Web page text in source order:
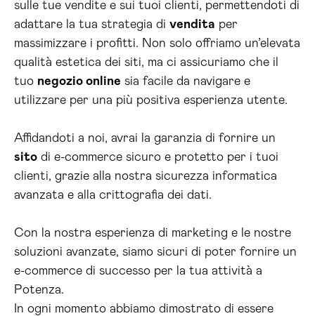
sulle tue vendite e sui tuoi clienti, permettendoti di
adattare la tua strategia di vendita per
massimizzare i profitti. Non solo offriamo un’elevata
qualità estetica dei siti, ma ci assicuriamo che il
tuo negozio online sia facile da navigare e
utilizzare per una più positiva esperienza utente.
Affidandoti a noi, avrai la garanzia di fornire un
sito di e-commerce sicuro e protetto per i tuoi
clienti, grazie alla nostra sicurezza informatica
avanzata e alla crittografia dei dati.
Con la nostra esperienza di marketing e le nostre
soluzioni avanzate, siamo sicuri di poter fornire un
e-commerce di successo per la tua attività a
Potenza.
In ogni momento abbiamo dimostrato di essere